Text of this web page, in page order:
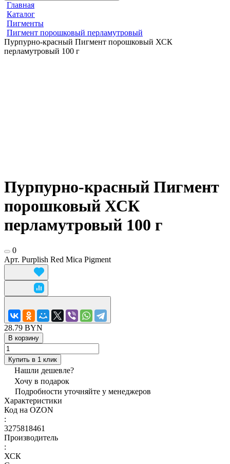
Главная
Каталог
Пигменты
Пигмент порошковый перламутровый
Пурпурно-красный Пигмент порошковый ХСК
перламутровый 100 г
Пурпурно-красный Пигмент
порошковый ХСК
перламутровый 100 г
0
Арт. Purplish Red Mica Pigment
28.79 BYN
В корзину
Купить в 1 клик
Нашли дешевле?
Хочу в подарок
Подробности уточняйте у менеджеров
Характеристики
Код на OZON
:
3275818461
Производитель
:
ХСК